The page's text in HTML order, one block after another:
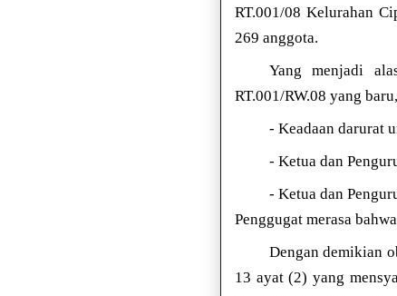
RT.001/08 Kelurahan
269 anggota.
Yang menjadi
RT.001/RW.08 yang
- Keadaan darurat
- Ketua dan
- Ketua dan
Penggugat merasa
Dengan demikian
13 ayat (2) yang